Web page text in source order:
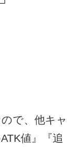
で、他キャ
ATK値』『追